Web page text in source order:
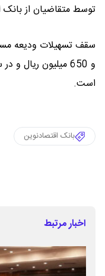
توسط متقاضیان از
سقف تسهیلات ودیعه
و 650 میلیون ریال
است.
بانک اقتصادنوین
اخبار مرتبط